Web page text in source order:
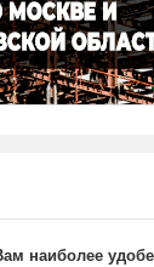
наиболее